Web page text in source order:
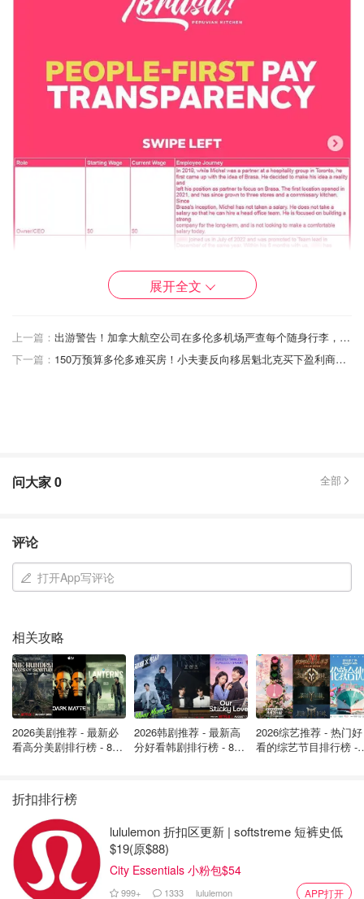
展开全文
上一篇：
出游警告！加拿大航空公司在多伦多机场严查每个随身行李，检查标准看这里！
下一篇：
150万预算多伦多难买房！小夫妻反向移居魁北克买下盈利商铺，价格仅是多伦多1/3！
问大家0 全部
评论
打开App写评论
相关攻略
2026美剧推荐 - 最新必
看高分美剧排行榜 - 8月
2026韩剧推荐 - 最新高
分好看韩剧排行榜 - 8月
2026综艺推荐 - 热门好
看的综艺节目排行榜 -
折扣排行榜
lululemon 折扣区更新 | softstreme 短裤史低
$19(原$88)
City Essentials 小粉包$54
999+ 1333 lululemon APP打开